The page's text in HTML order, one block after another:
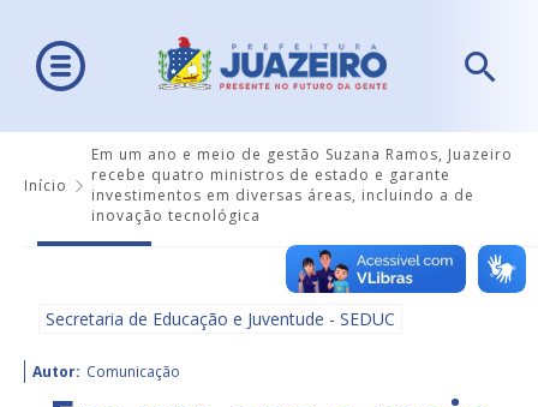
Início
Em um ano e meio de gestão Suzana Ramos, Juazeiro
recebe quatro ministros de estado e garante
investimentos em diversas áreas, incluindo a de
inovação tecnológica
Secretaria de Educação e Juventude - SEDUC
Autor: Comunicação